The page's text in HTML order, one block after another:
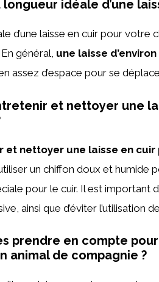
idéale d’une
d’une laisse en cuir pour votre
général, une laisse
assez d’espace pour se
et nettoyer une
et nettoyer une laisse en
un chiffon doux et humide
pour le cuir. Il est important
ainsi que d’éviter l’utilisation
prendre en compte
animal de compagnie ?